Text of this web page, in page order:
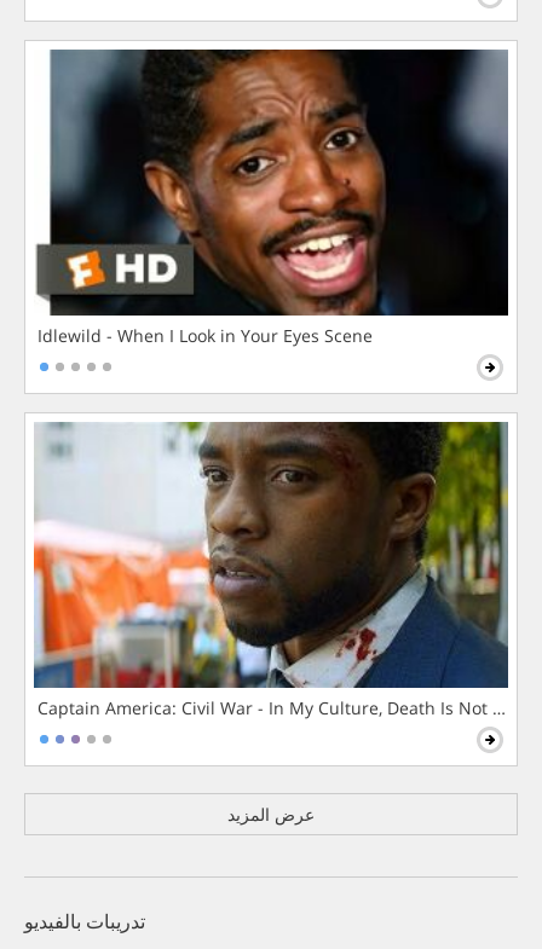
Idlewild - When I Look in Your Eyes Scene
Captain America: Civil War - In My Culture, Death Is Not The
عرض المزيد
تدريبات بالفيديو